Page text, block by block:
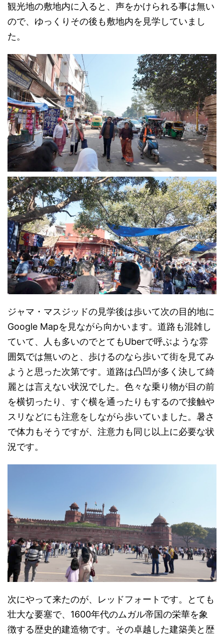
観光地の敷地内に入ると、声をかけられる事は無い
ので、ゆっくりその後も敷地内を見学していまし
た。
ジャマ・マスジッドの見学後は歩いて次の目的地に
Google Mapを見ながら向かいます。道路も混雑し
ていて、人も多いのでとてもUberで呼ぶような雰
囲気では無いのと、歩けるのなら歩いて街を見てみ
ようと思った次第です。道路は凸凹が多く決して綺
麗とは言えない状況でした。色々な乗り物が目の前
を横切ったり、すぐ横を通ったりもするので接触や
スリなどにも注意をしながら歩いていました。暑さ
で体力もそうですが、注意力も同じ以上に必要な状
況です。
次にやって来たのが、レッドフォートです。とても
壮大な要塞で、1600年代のムガル帝国の栄華を象
徴する歴史的建造物です。 その卓越した建築美と歴